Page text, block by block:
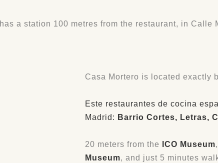
has a station 100 metres from the restaurant, in Calle
Casa Mortero is located exactly
Este restaurantes de cocina
Madrid: Barrio Cortes, Letras,
20 meters from the ICO Museum
Museum, and just 5 minutes